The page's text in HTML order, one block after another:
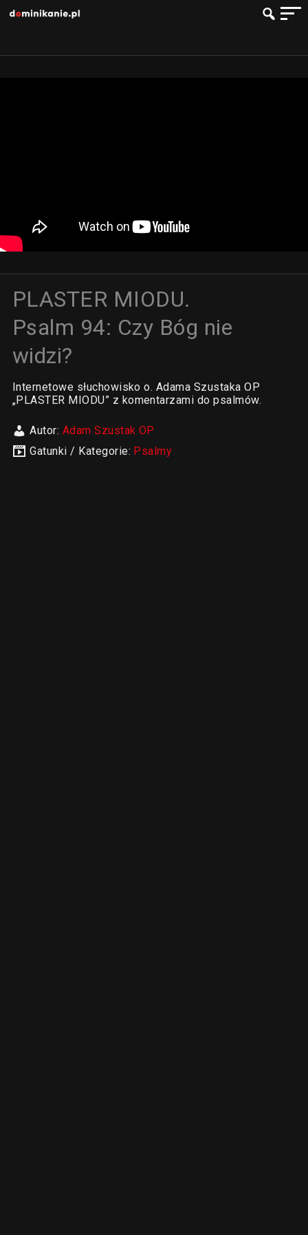
PLASTER MIODU.
Psalm 94: Czy Bóg nie
widzi?
Internetowe słuchowisko o. Adama Szustaka OP
„PLASTER MIODU” z komentarzami do psalmów.
Autor: Adam Szustak OP
Gatunki / Kategorie: Psalmy